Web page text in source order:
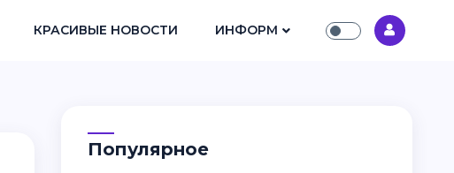
КРАСИВЫЕ НОВОСТИ ИНФОРМ
Популярное